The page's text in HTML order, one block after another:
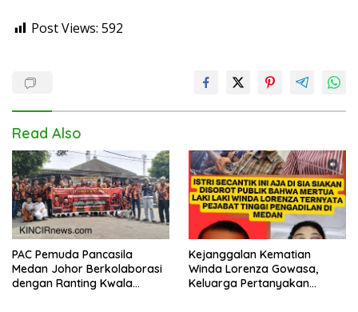
Post Views: 592
Read Also
PAC Pemuda Pancasila
Medan Johor Berkolaborasi
dengan Ranting Kwala
Kejanggalan Kematian
Winda Lorenza Gowasa,
Keluarga Pertanyakan